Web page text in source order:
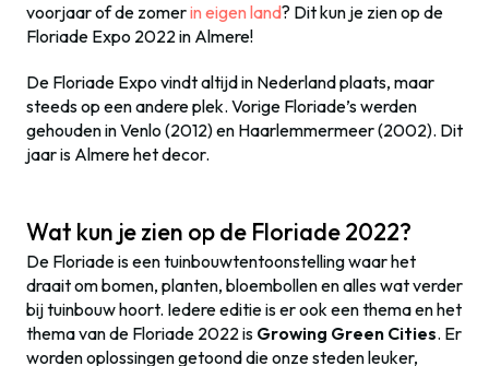
voorjaar of de zomerin eigen land? Dit kun je zien op de
Floriade Expo 2022 in Almere!
De Floriade Expo vindt altijd in Nederland plaats, maar
steeds op een andere plek. Vorige Floriade’s werden
gehouden in Venlo (2012) en Haarlemmermeer (2002). Dit
jaar is Almere het decor.
Wat kun je zien op de Floriade 2022?
De Floriade is een tuinbouwtentoonstelling waar het
draait om bomen, planten, bloembollen en alles wat verder
bij tuinbouw hoort. Iedere editie is er ook een thema en het
thema van de Floriade 2022 is Growing Green Cities. Er
worden oplossingen getoond die onze steden leuker,